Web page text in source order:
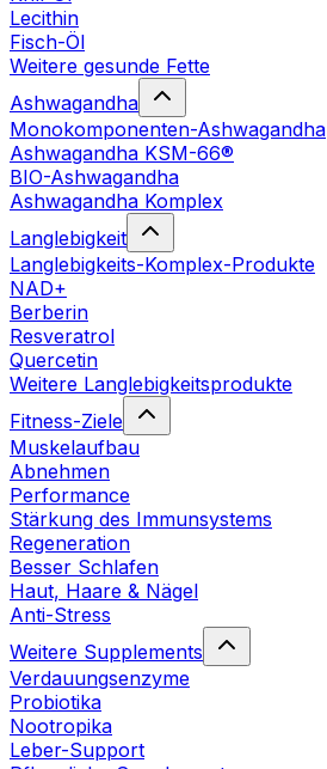
Lecithin
Fisch-Öl
Weitere gesunde Fette
Ashwagandha
Monokomponenten-Ashwagandha
Ashwagandha KSM-66®
BIO-Ashwagandha
Ashwagandha Komplex
Langlebigkeit
Langlebigkeits-Komplex-Produkte
NAD+
Berberin
Resveratrol
Quercetin
Weitere Langlebigkeitsprodukte
Fitness-Ziele
Muskelaufbau
Abnehmen
Performance
Stärkung des Immunsystems
Regeneration
Besser Schlafen
Haut, Haare & Nägel
Anti-Stress
Weitere Supplements
Verdauungsenzyme
Probiotika
Nootropika
Leber-Support